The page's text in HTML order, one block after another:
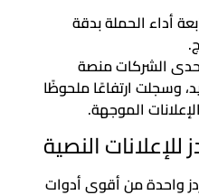
أداء الحملة بدقة
الشركات منصة
وسجلت ارتفاعًا ملحوظًا
الموجهة.
النصية
واحدة من أقوى أدوات